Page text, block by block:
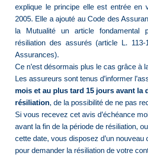
explique le principe elle est entrée en
2005. Elle a ajouté au Code des
la Mutualité un article fondamental
résiliation des assurés (article L.
Assurances).
Ce n’est désormais plus le cas grâce à
Les assureurs sont tenus d’informer
mois et au plus tard 15 jours avant la
résiliation, de la possibilité de ne pas
Si vous recevez cet avis d’échéance
avant la fin de la période de résiliation,
cette date, vous disposez d’un nouveau
pour demander la résiliation de votre